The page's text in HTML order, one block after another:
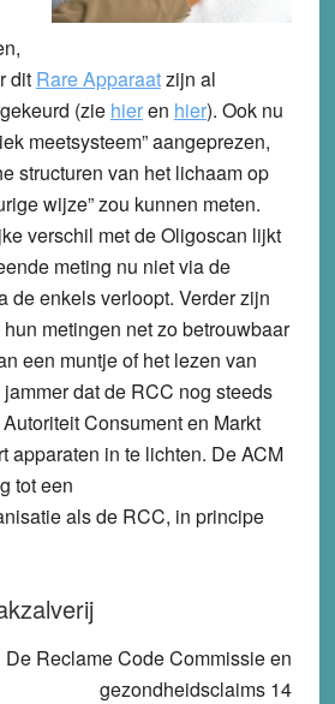
dit Rare Apparaatzijn al
(zie hieren hier). Ook nu
meetsysteem” aangeprezen,
structuren van het lichaam op
wijze” zou kunnen meten.
verschil met de Oligoscan lijkt
meting nu niet via de
de enkels verloopt. Verder zijn
metingen net zo betrouwbaar
een muntje of het lezen van
dat de RCC nog steeds
Consument en Markt
apparaten in te lichten. De ACM
tot een
als de RCC, in principe